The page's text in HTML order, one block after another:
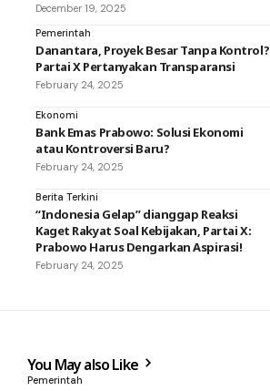
December 19, 2025
Pemerintah
Danantara, Proyek Besar Tanpa Kontrol?
Partai X Pertanyakan Transparansi
February 24, 2025
Ekonomi
Bank Emas Prabowo: Solusi Ekonomi
atau Kontroversi Baru?
February 24, 2025
Berita Terkini
“Indonesia Gelap” dianggap Reaksi
Kaget Rakyat Soal Kebijakan, Partai X:
Prabowo Harus Dengarkan Aspirasi!
February 24, 2025
You May also Like
Pemerintah